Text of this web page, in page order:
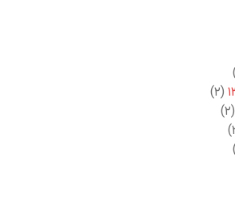
(۲)
(۲)